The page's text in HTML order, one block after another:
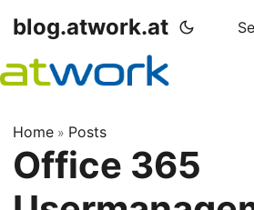
blog.atwork.at
Home » Posts
Office 365